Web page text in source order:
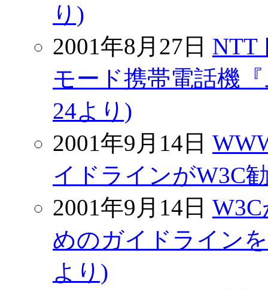
り)
2001年8月27日 NTT
モード携帯電話機
24より)
2001年9月14日
イドラインがW3C
2001年9月14日
めのガイドライン
より)